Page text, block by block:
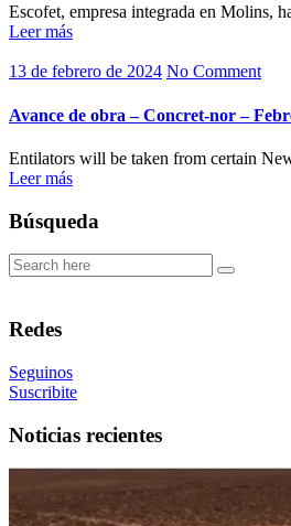
Escofet, empresa integrada en Molins,
Leer más
13 de febrero de 2024 No Comment
Avance de obra – Concret-nor –
Entilators will be taken from certain
Leer más
Búsqueda
Redes
Seguinos
Suscribite
Noticias recientes